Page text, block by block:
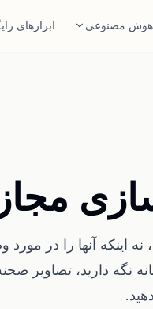
هوش مصنوعی
امتحان مبلمان در اتاق
مبل، صندلی یا میز را ببینید.
ابزارهای
قبل از خرید مبل
اینکه آنها را در
نگه دارید، تصاویر